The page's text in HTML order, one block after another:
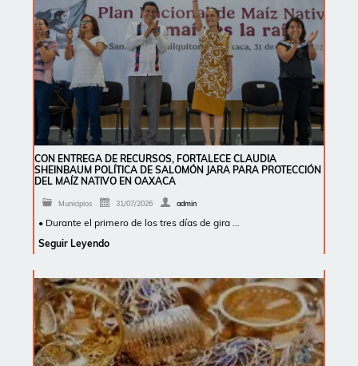
CON ENTREGA DE RECURSOS, FORTALECE CLAUDIA
SHEINBAUM POLÍTICA DE SALOMÓN JARA PARA PROTECCIÓN
DEL MAÍZ NATIVO EN OAXACA
Municipios 31/07/2026 admin
• Durante el primero de los tres días de gira …
Seguir Leyendo